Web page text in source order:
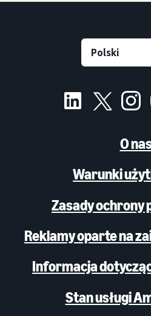
O
Warunki
Zasady ochrony
Reklamy oparte na
Informacja
Stan usługi